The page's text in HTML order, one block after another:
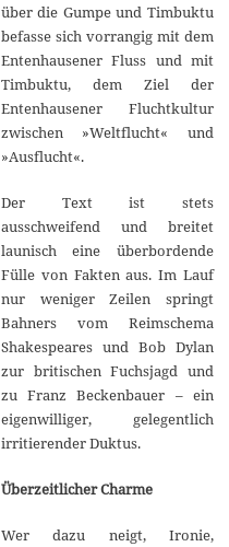
über die Gumpe und Timbuktu
befasse sich vorrangig mit dem
Entenhausener Fluss und mit
Timbuktu, dem Ziel der
Entenhausener Fluchtkultur
zwischen »Weltflucht« und
»Ausflucht«.
Der Text ist stets
ausschweifend und breitet
launisch eine überbordende
Fülle von Fakten aus. Im Lauf
nur weniger Zeilen springt
Bahners vom Reimschema
Shakespeares und Bob Dylan
zur britischen Fuchsjagd und
zu Franz Beckenbauer – ein
eigenwilliger, gelegentlich
irritierender Duktus.
Überzeitlicher Charme
Wer dazu neigt, Ironie,